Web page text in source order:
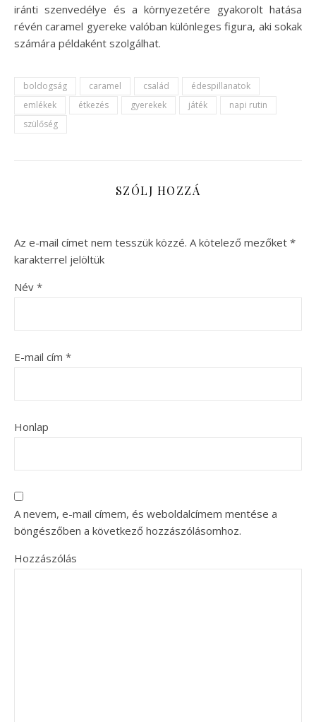
iránti szenvedélye és a környezetére gyakorolt hatása
révén caramel gyereke valóban különleges figura, aki sokak
számára példaként szolgálhat.
boldogság caramel család
édespillanatok
emlékek
étkezés gyerekek játék
napi rutin
szülőség
SZÓLJ HOZZÁ
Az e-mail címet nem tesszük közzé. A kötelező mezőket *
karakterrel jelöltük
Név *
E-mail cím *
Honlap
A nevem, e-mail címem, és weboldalcímem mentése a
böngészőben a következő hozzászólásomhoz.
Hozzászólás